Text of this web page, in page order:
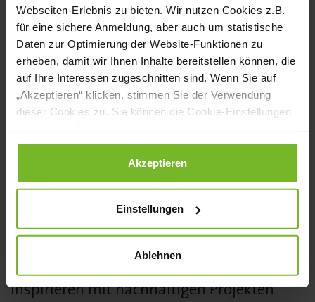
Webseiten-Erlebnis zu bieten. Wir nutzen Cookies z.B.
für eine sichere Anmeldung, aber auch um statistische
Daten zur Optimierung der Website-Funktionen zu
erheben, damit wir Ihnen Inhalte bereitstellen können, die
auf Ihre Interessen zugeschnitten sind. Wenn Sie auf
„Akzeptieren“ klicken, stimmen Sie der Verwendung
dieser Cookies zu. Sie können die Cookie-Einstellungen
Datenschutzerklärung|Impressum
Akzeptieren
Einstellungen
Ablehnen
Platzierungen wird Anfang 2023 in
Düsseldorf stattfinden.
ÜBER DEN METRO PREIS FÜR
NACHHALTIGE GASTRONOMIE
Der Metro Preis für nachhaltige
Gastronomie möchte kreativen, grünen
Gastro-Initiativen eine Bühne bieten, die
zeigen, dass Nachhaltigkeit nicht nur eine
leere Worthülse ist. Die Auszeichnung soll
die Gastrobranche anspornen und
inspirieren mit nachhaltigen Projekten